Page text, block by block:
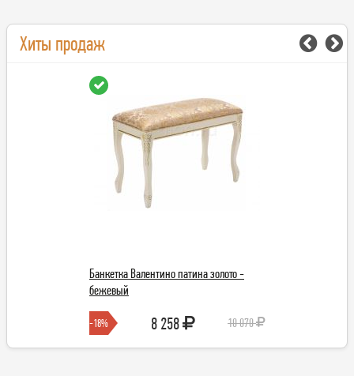
Хиты продаж
Банкетка Валентино патина золото -
бежевый
-18% 8 258 10 070